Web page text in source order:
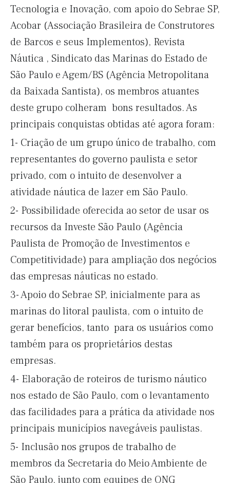
Tecnologia e Inovação, com apoio do Sebrae SP,
Acobar (Associação Brasileira de Construtores
de Barcos e seus Implementos), Revista
Náutica , Sindicato das Marinas do Estado de
São Paulo e Agem/BS (Agência Metropolitana
da Baixada Santista), os membros atuantes
deste grupo colheram bons resultados. As
principais conquistas obtidas até agora foram:
1- Criação de um grupo único de trabalho, com
representantes do governo paulista e setor
privado, com o intuito de desenvolver a
atividade náutica de lazer em São Paulo.
2- Possibilidade oferecida ao setor de usar os
recursos da Investe São Paulo (Agência
Paulista de Promoção de Investimentos e
Competitividade) para ampliação dos negócios
das empresas náuticas no estado.
3- Apoio do Sebrae SP, inicialmente para as
marinas do litoral paulista, com o intuito de
gerar benefícios, tanto para os usuários como
também para os proprietários destas
empresas.
4- Elaboração de roteiros de turismo náutico
nos estado de São Paulo, com o levantamento
das facilidades para a prática da atividade nos
principais municípios navegáveis paulistas.
5- Inclusão nos grupos de trabalho de
membros da Secretaria do Meio Ambiente de
São Paulo, junto com equipes de ONG